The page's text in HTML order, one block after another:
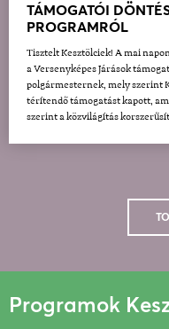
TÁMOGATÓI
PROGRAMRÓL
Tisztelt Kesztölciek! A mai
a Versenyképes Járások
polgármesternek, mely szerint
térítendő támogatást kapott,
szerint a közvilágítás
Programok